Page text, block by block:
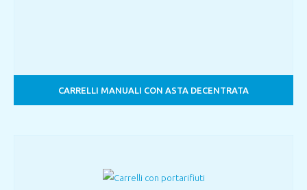
CARRELLI MANUALI CON ASTA DECENTRATA